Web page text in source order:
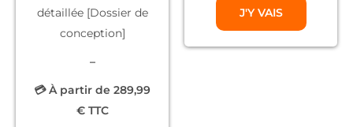
détaillée [Dossier de
conception]
–
💳 À partir de 289,99
€ TTC
J'Y VAIS